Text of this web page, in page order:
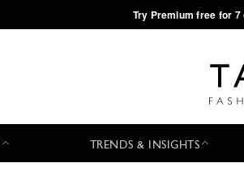
·Try Premium free for
TRENDS & INSIGHTS